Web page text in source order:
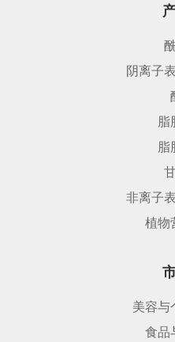
阴离子
脂
脂
非离子
植物
美容与
食品